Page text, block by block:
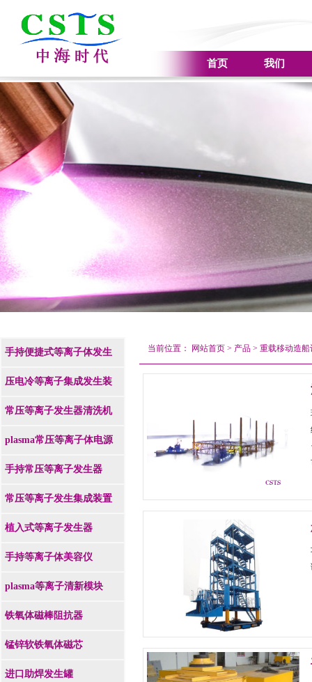
首页 我们
手持便捷式等离子体发生
压电冷等离子集成发生装
置
常压等离子发生器清洗机
plasma常压等离子体电源
手持常压等离子发生器
常压等离子发生集成装置
植入式等离子发生器
手持等离子体美容仪
plasma等离子清新模块
铁氧体磁棒阻抗器
锰锌软铁氧体磁芯
进口助焊发生罐
当前位置： 网站首页 > 产品 > 重载移动造船